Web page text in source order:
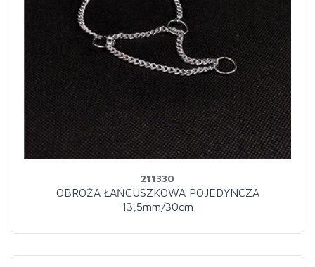
211330
OBROŻA ŁAŃCUSZKOWA POJEDYNCZA
13,5mm/30cm